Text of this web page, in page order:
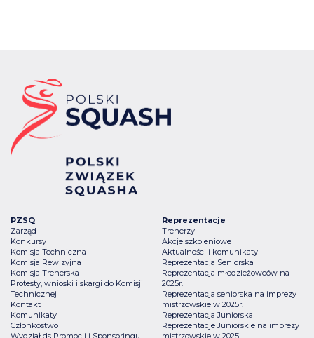
PZSQ
Zarząd
Konkursy
Komisja Techniczna
Komisja Rewizyjna
Komisja Trenerska
Protesty, wnioski i skargi do Komisji
Technicznej
Kontakt
Komunikaty
Członkostwo
Wydział ds Promocji i Sponsoringu
Reprezentacje
Trenerzy
Akcje szkoleniowe
Aktualności i komunikaty
Reprezentacja Seniorska
Reprezentacja młodzieżowców na
2025r.
Reprezentacja seniorska na imprezy
mistrzowskie w 2025r.
Reprezentacja Juniorska
Reprezentacje Juniorskie na imprezy
mistrzowskie w 2025